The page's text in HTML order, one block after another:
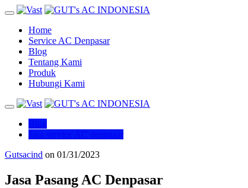
Home
Service AC Denpasar
Blog
Tentang Kami
Produk
Hubungi Kami
Gutsacind on 01/31/2023
Jasa Pasang AC Denpasar